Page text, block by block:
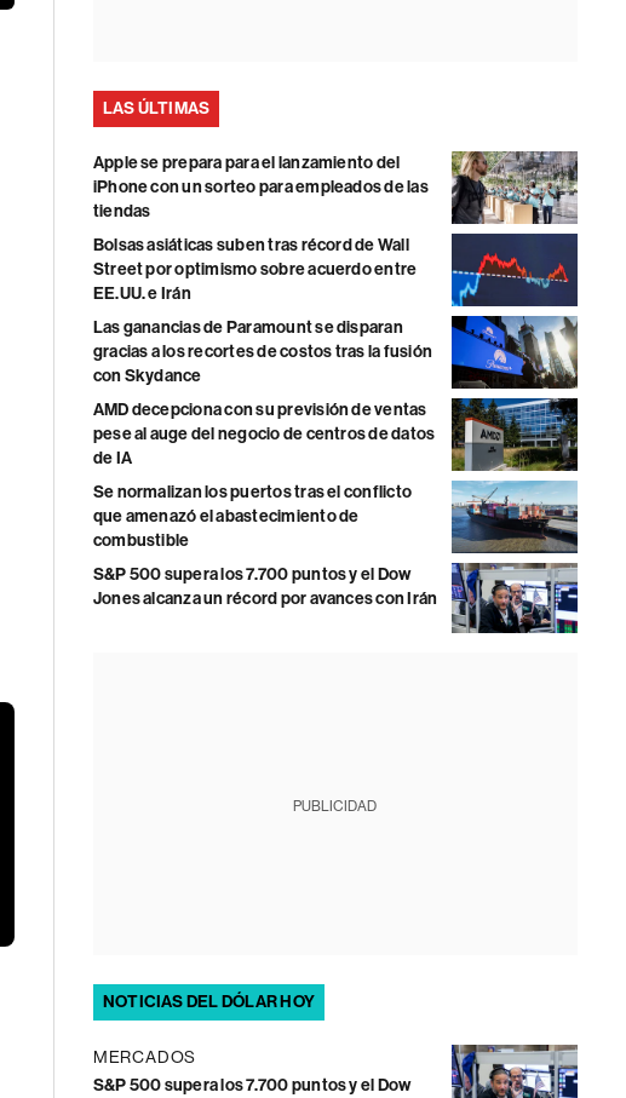
LAS ÚLTIMAS
Apple se prepara para el lanzamiento del
iPhone con un sorteo para empleados de las
tiendas
Bolsas asiáticas suben tras récord de Wall
Street por optimismo sobre acuerdo entre
EE.UU. e Irán
Las ganancias de Paramount se disparan
gracias a los recortes de costos tras la fusión
con Skydance
AMD decepciona con su previsión de ventas
pese al auge del negocio de centros de datos
de IA
Se normalizan los puertos tras el conflicto
que amenazó el abastecimiento de
combustible
S&P 500 supera los 7.700 puntos y el Dow
Jones alcanza un récord por avances con Irán
PUBLICIDAD
NOTICIAS DEL DÓLAR HOY
MERCADOS
S&P 500 supera los 7.700 puntos y el Dow